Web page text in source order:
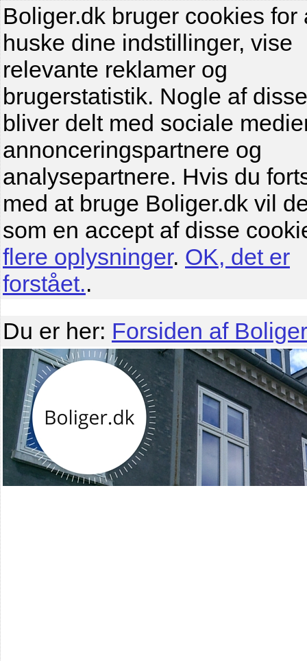
Boliger.dk bruger cookies for
huske dine indstillinger, vise
relevante reklamer og
brugerstatistik. Nogle af
bliver delt med sociale
annonceringspartnere og
analysepartnere. Hvis du
med at bruge Boliger.dk vil
som en accept af disse
flere oplysninger. OK, det er
forstået..
Du er her: Forsiden af